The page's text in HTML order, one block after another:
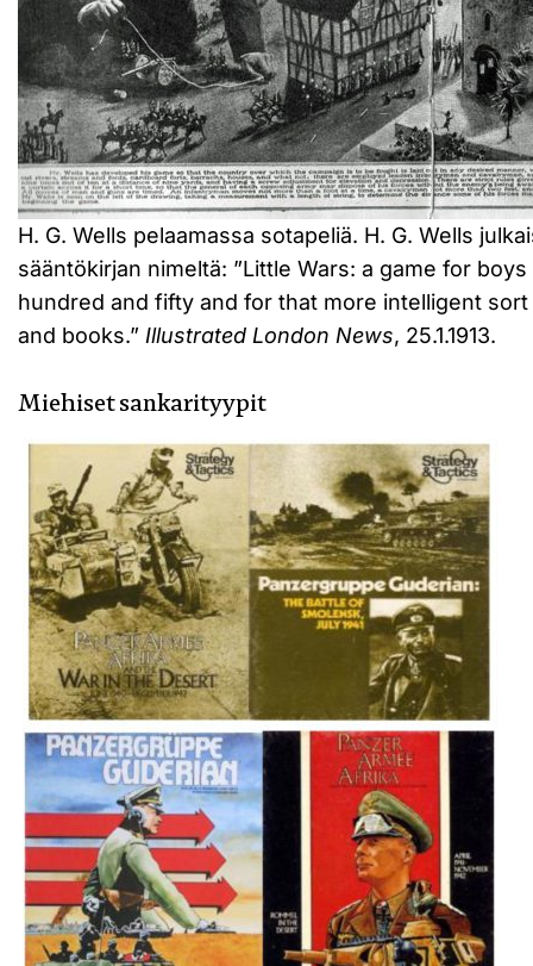
H. G. Wells pelaamassa sotapeliä. H. G. Wells
sääntökirjan nimeltä: ”Little Wars: a game for
hundred and fifty and for that more intelligent
and books.” Illustrated London News, 25.1.1913.
Miehiset sankarityypit